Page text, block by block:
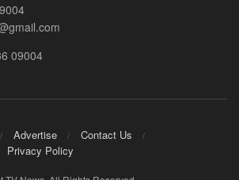
09004
Advertise
Contact Us
Privacy Policy